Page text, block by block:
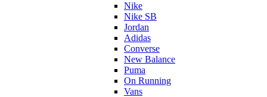
Nike
Nike SB
Jordan
Adidas
Converse
New Balance
Puma
On Running
Vans